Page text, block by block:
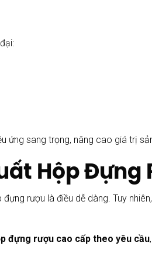
ứng sang trọng, nâng cao giá trị
Hộp Đựng
rượu là điều dễ dàng. Tuy
đựng rượu cao cấp theo yêu cầu